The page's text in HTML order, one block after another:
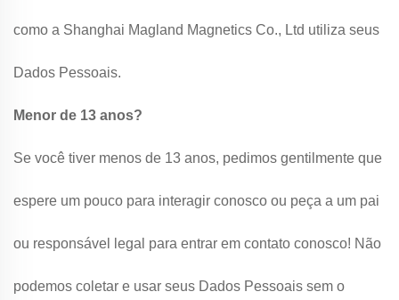
como a Shanghai Magland Magnetics Co., Ltd utiliza seus
Dados Pessoais.
Menor de 13 anos?
Se você tiver menos de 13 anos, pedimos gentilmente que
espere um pouco para interagir conosco ou peça a um pai
ou responsável legal para entrar em contato conosco! Não
podemos coletar e usar seus Dados Pessoais sem o